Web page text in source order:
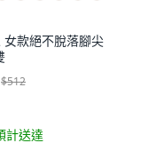
款絕不脫落腳尖
$512
計送達